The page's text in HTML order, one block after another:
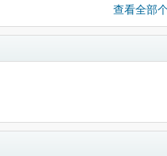
查看全部